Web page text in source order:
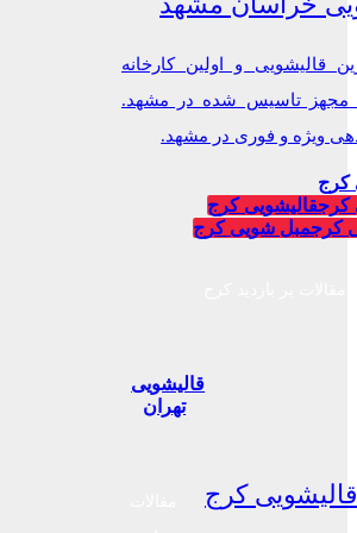
قالیشویی و اولین کارخانه
مجهز تاسیس شده در مشهد.
ویژه و فوری در مشهد.
کرج
کرجقالیشویی کرج
کرجمبل شویی کرج
کرج
قالیشویی
تهران